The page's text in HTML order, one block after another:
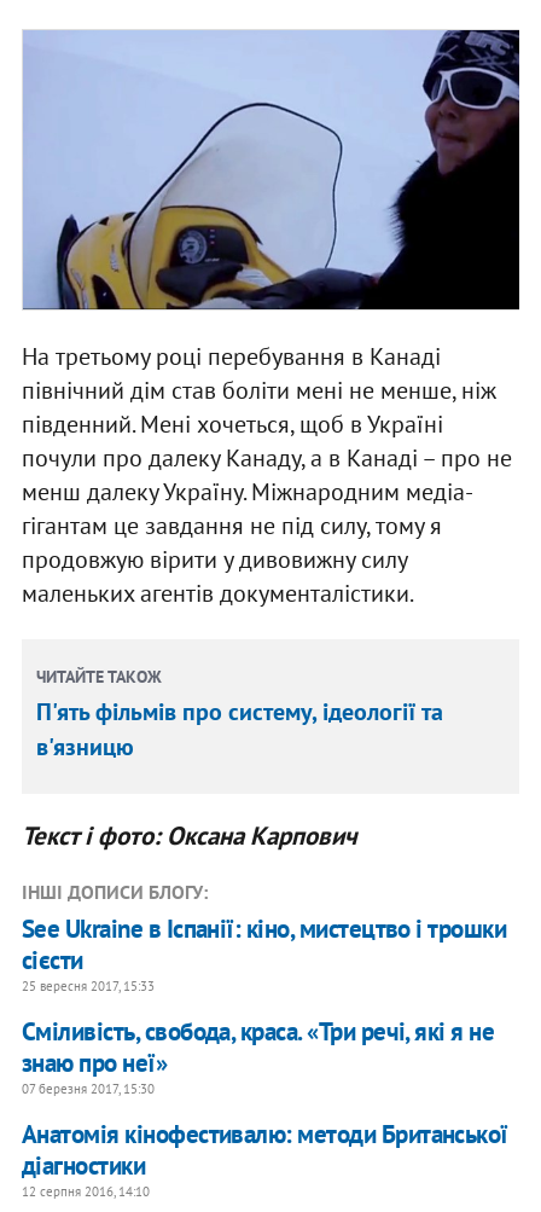
На третьому році перебування в Канаді
північний дім став боліти мені не менше, ніж
південний. Мені хочеться, щоб в Україні
почули про далеку Канаду, а в Канаді – про не
менш далеку Україну. Міжнародним медіа-
гігантам це завдання не під силу, тому я
продовжую вірити у дивовижну силу
маленьких агентів документалістики.
ЧИТАЙТЕ ТАКОЖ
П'ять фільмів про систему, ідеології та
в'язницю
Текст і фото: Оксана Карпович
ІНШІ ДОПИСИ БЛОГУ:
See Ukraine в Іспанії: кіно, мистецтво і трошки
сієсти
25 вересня 2017, 15:33
Сміливість, свобода, краса. «Три речі, які я не
знаю про неї»
07 березня 2017, 15:30
Анатомія кінофестивалю: методи Британської
діагностики
12 серпня 2016, 14:10